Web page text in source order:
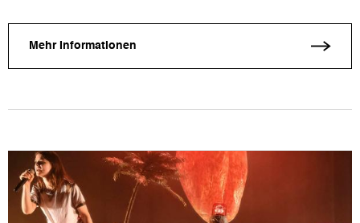
Mehr Informationen